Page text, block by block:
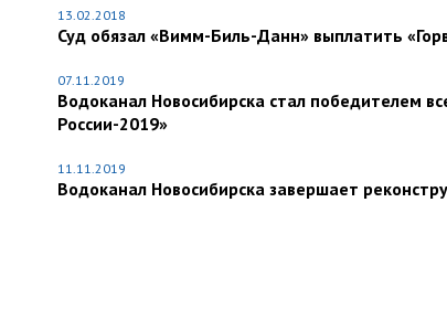
13.02.2018
Суд обязал «Вимм-Биль-Данн» выплатить
07.11.2019
Водоканал Новосибирска стал победителем
России-2019»
11.11.2019
Водоканал Новосибирска завершает